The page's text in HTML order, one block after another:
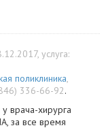
, услуга:
поликлиника,
336-66-92.
врача-хирурга
за все время